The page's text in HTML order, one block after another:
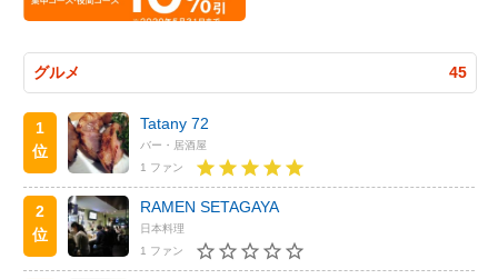
グルメ 45
1
位
Tatany 72
バー・居酒屋
1 ファン
2
位
RAMEN SETAGAYA
日本料理
1 ファン